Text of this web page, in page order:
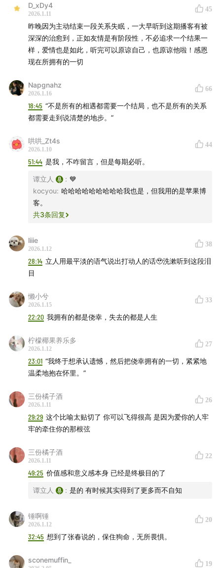
D_xDy4
2026.1.11
45
昨晚因为主动结束一段关系失眠，一大早听到这期播客有被
深深的治愈到，正如友情是有阶段性，不必追求一个结果一
样，爱情也是如此，听完可以原谅自己，也原谅他啦！感恩
现在所拥有的一切
Napgnahz
2026.1.16
66
18:45 “不是所有的相遇都需要一个结局，也不是所有的关系
都需要走到说清楚的地步。”
哄哄_Zt4s
2026.1.10
44
51:44 是我，不咋留言，但是每期必听。
谭立人 : 💙
kocyou: 哈哈哈哈哈哈哈哈哈我也是，但我用的是苹果博
客。
共3条回复
liiie
2026.1.12
38
28:14 立人用最平淡的语气说出打动人的话🥹洗漱听到这段泪
目
懒小兮
2026.1.15
33
22:20 我拥有的都是侥幸，失去的都是人生
柠檬椰果养乐多
2026.1.12
27
23:01 “我终于想承认遗憾，然后把侥幸拥有的一切，紧紧地
温柔地抱在怀里。”
三份橘子酒
2026.1.11
26
29:29 这个比喻太贴切了 你可以飞得很高 是因为爱你的人牢
牢的牵住你的那根弦
三份橘子酒
2026.1.11
22
49:25 价值感和意义感本身 已经是终极目的了
谭立人 : 是的 有时候其实得到了更多而不自知
锤啊锤
2026.1.12
20
32:45 想到了张春说的，保住狗命，无所畏惧。
sconemuffin_ 19